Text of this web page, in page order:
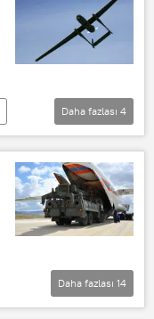
Daha fazlası 4
Daha fazlası 14